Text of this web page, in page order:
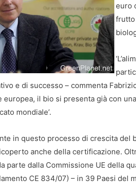
euro
frutto
e di successo – commenta
europea, il bio si presenta già con
mondiale’.
in questo processo di crescita del
anche della certificazione.
parte dalla Commissione UE della
CE 834/07) – in 39 Paesi del